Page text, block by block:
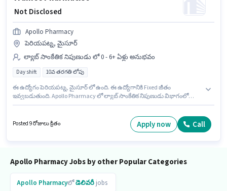
₹ Not Disclosed
Apollo Pharmacy
పెరియపట్న, మైసూర్
ల్యాబ్ సాంకేతిక నిపుణుడు లో 0 - 6+ ఏళ్లు అనుభవం
Day shift 10వ తరగతి లోపు
ఈ ఉద్యోగం పెరియపట్న, మైసూర్ లో ఉంది. ఈ ఉద్యోగానికి Fixed జీతం
ఇవ్వబడుతుంది. Apollo Pharmacy లో ల్యాబ్ సాంకేతిక నిపుణుడు విభాగంలో
అనుభవం ఉన్న వారికి కోసం అనుకూలంగా ఉంటుంది. మీరు నెలకు ₹1 వరకు
సంపాదించవచ్చు. ఈ ఉద్యోగానికి 10వ తరగతి లోపు అర్హత ఉన్న అభ్యర్థులు దరఖాస్తు
Posted 9 రోజులు క్రితం Apply now Call
Apollo Pharmacy Jobs by other Popular Categories
Apollo Pharmacyలోడెలివరీ jobs